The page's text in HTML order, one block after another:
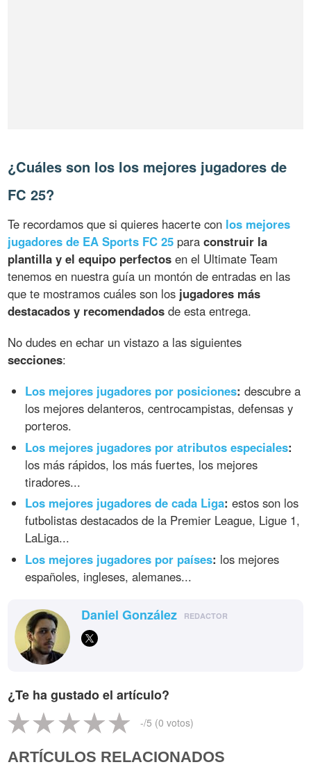
¿Cuáles son los los mejores jugadores de
FC 25?
Te recordamos que si quieres hacerte con los mejores
jugadores de EA Sports FC 25 paraconstruir la
plantilla y el equipo perfectos en el Ultimate Team
tenemos en nuestra guía un montón de entradas en las
que te mostramos cuáles son los jugadores más
destacados y recomendados de esta entrega.
No dudes en echar un vistazo a las siguientes
secciones:
Los mejores jugadores por posiciones: descubre a
los mejores delanteros, centrocampistas, defensas y
porteros.
Los mejores jugadores por atributos especiales:
los más rápidos, los más fuertes, los mejores
tiradores...
Los mejores jugadores de cada Liga: estos son los
futbolistas destacados de la Premier League, Ligue 1,
LaLiga...
Los mejores jugadores por países: los mejores
españoles, ingleses, alemanes...
Daniel González REDACTOR
¿Te ha gustado el artículo?
-/5 (0 votos)
ARTÍCULOS RELACIONADOS